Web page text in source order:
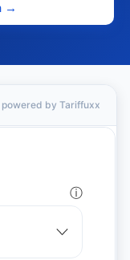
→
powered by Tariffuxx